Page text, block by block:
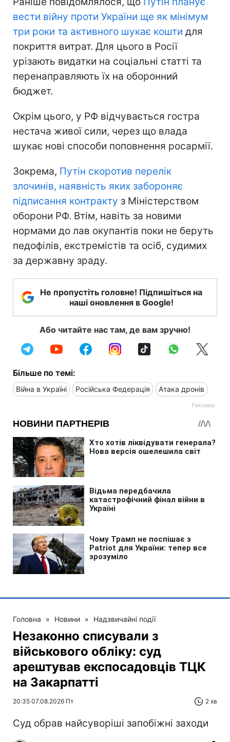
вести війну проти України ще як мінімум
три роки та активного шукає кошти для
покриття витрат. Для цього в Росії
урізають видатки на соціальні статті та
перенаправляють їх на оборонний
бюджет.
Окрім цього, у РФ відчувається гостра
нестача живої сили, через що влада
шукає нові способи поповнення росармії.
Зокрема, Путін скоротив перелік
злочинів, наявність яких забороняє
підписання контракту з Міністерством
оборони РФ. Втім, навіть за новими
нормами до лав окупантів поки не беруть
педофілів, екстремістів та осіб, судимих
за державну зраду.
Не пропустіть головне! Підпишіться на
наші оновлення в Google!
Або читайте нас там, де вам зручно!
Більше по темі:
Війна в Україні Російська Федерація Атака дронів
Головна » Новини » Надзвичайні події
Незаконно списували з
військового обліку: суд
арештував експосадовців ТЦК
на Закарпатті
20:35 07.08.2026 Пт 2 хв
Суд обрав найсуворіші запобіжні заходи